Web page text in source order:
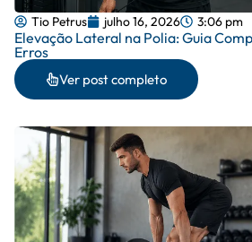
Tio Petrus julho 16, 2026 3:06 pm
Elevação Lateral na Polia: Guia
Erros
Ver post completo